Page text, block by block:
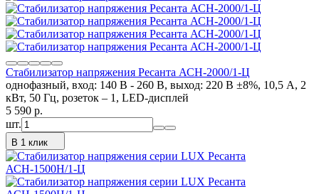
Стабилизатор напряжения Ресанта АСН-2000/1-Ц
однофазный, вход: 140 В - 260 В, выход: 220 В ±8%, 10,5 А, 2
кВт, 50 Гц, розеток – 1, LED-дисплей
5 590 p.
шт.
В 1 клик